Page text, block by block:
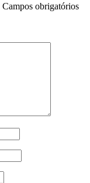
Campos obrigatórios